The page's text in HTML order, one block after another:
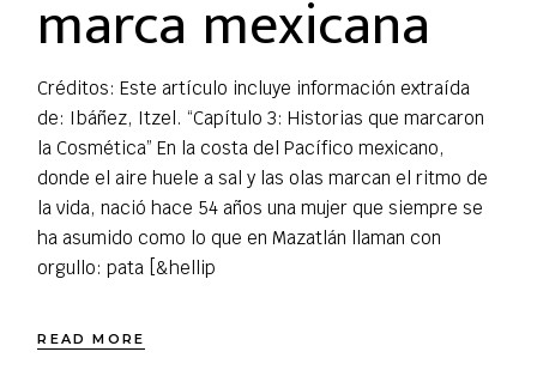
marca mexicana
Créditos: Este artículo incluye información extraída
de: Ibáñez, Itzel. “Capítulo 3: Historias que marcaron
la Cosmética” En la costa del Pacífico mexicano,
donde el aire huele a sal y las olas marcan el ritmo de
la vida, nació hace 54 años una mujer que siempre se
ha asumido como lo que en Mazatlán llaman con
orgullo: pata [&hellip
READ MORE